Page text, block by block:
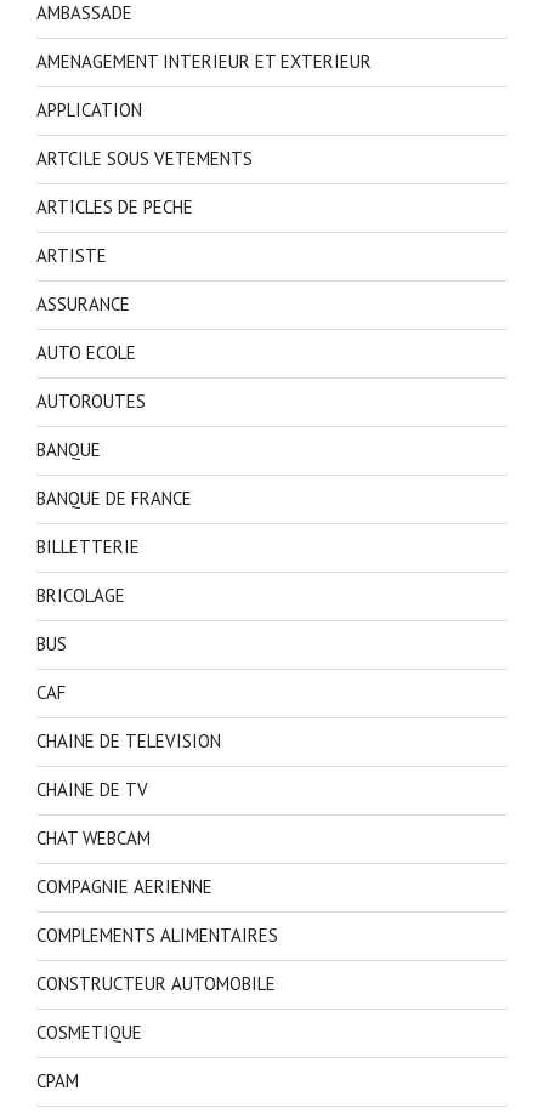
AMBASSADE
AMENAGEMENT INTERIEUR ET EXTERIEUR
APPLICATION
ARTCILE SOUS VETEMENTS
ARTICLES DE PECHE
ARTISTE
ASSURANCE
AUTO ECOLE
AUTOROUTES
BANQUE
BANQUE DE FRANCE
BILLETTERIE
BRICOLAGE
BUS
CAF
CHAINE DE TELEVISION
CHAINE DE TV
CHAT WEBCAM
COMPAGNIE AERIENNE
COMPLEMENTS ALIMENTAIRES
CONSTRUCTEUR AUTOMOBILE
COSMETIQUE
CPAM